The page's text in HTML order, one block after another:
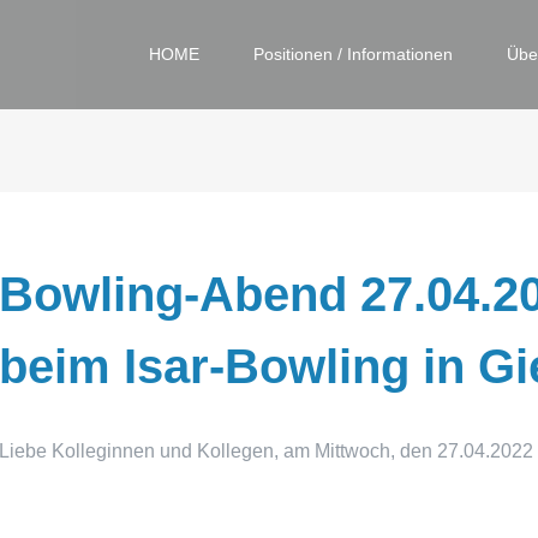
HOME Positionen / Informationen
Bowling-Abend
beim Isar-Bowling in
Liebe Kolleginnen und Kollegen, am Mittwoch, den